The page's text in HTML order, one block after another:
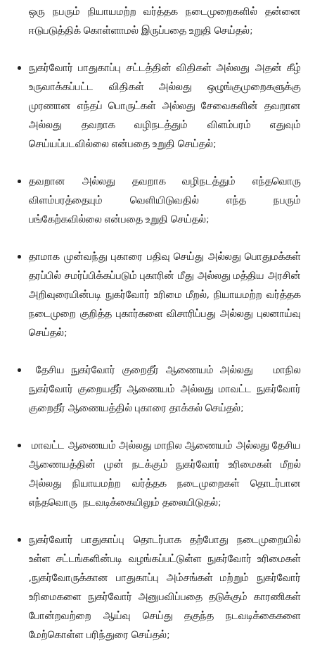
ஒரு நபரும் நியாயமற்ற வர்த்தக நடைமுறைகளில் தன்னை
ஈடுபடுத்திக் கொள்ளாமல் இருப்பதை உறுதி செய்தல்;
நுகர்வோர் பாதுகாப்பு சட்டத்தின் விதிகள் அல்லது அதன் கீழ்
உருவாக்கப்பட்ட விதிகள் அல்லது ஒழுங்குமுறைகளுக்கு
முரணான எந்தப் பொருட்கள் அல்லது சேவைகளின் தவறான
அல்லது தவறாக வழிநடத்தும் விளம்பரம் எதுவும்
செய்யப்படவில்லை என்பதை உறுதி செய்தல்;
தவறான அல்லது தவறாக வழிநடத்தும் எந்தவொரு
விளம்பரத்தையும் வெளியிடுவதில் எந்த நபரும்
பங்கேற்கவில்லை என்பதை உறுதி செய்தல்;
தாமாக முன்வந்து புகாரை பதிவு செய்து அல்லது பொதுமக்கள்
தரப்பில் சமர்ப்பிக்கப்படும் புகாரின் மீது அல்லது மத்திய அரசின்
அறிவுரையின்படி நுகர்வோர் உரிமை மீறல், நியாயமற்ற வர்த்தக
நடைமுறை குறித்த புகார்களை விசாரிப்பது அல்லது புலனாய்வு
செய்தல்;
தேசிய நுகர்வோர் குறைதீர் ஆணையம் அல்லது மாநில
நுகர்வோர் குறையதீர் ஆணையம் அல்லது மாவட்ட நுகர்வோர்
குறைதீர் ஆணையத்தில் புகாரை தாக்கல் செய்தல்;
மாவட்ட ஆணையம் அல்லது மாநில ஆணையம் அல்லது தேசிய
ஆணையத்தின் முன் நடக்கும் நுகர்வோர் உரிமைகள் மீறல்
அல்லது நியாயமற்ற வர்த்தக நடைமுறைகள் தொடர்பான
எந்தவொரு நடவடிக்கையிலும் தலையிடுதல்;
நுகர்வோர் பாதுகாப்பு தொடர்பாக தற்போது நடைமுறையில்
உள்ள சட்டங்களின்படி வழங்கப்பட்டுள்ள நுகர்வோர் உரிமைகள்
,நுகர்வோருக்கான பாதுகாப்பு அம்சங்கள் மற்றும் நுகர்வோர்
உரிமைகளை நுகர்வோர் அனுபவிப்பதை தடுக்கும் காரணிகள்
போன்றவற்றை ஆய்வு செய்து தகுந்த நடவடிக்கைகளை
மேற்கொள்ள பரிந்துரை செய்தல்;